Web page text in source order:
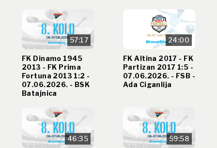
57:17
FK Dinamo 1945
2013 - FK Prima
Fortuna 2013 1:2 -
07.06.2026. - BSK
Batajnica
24:00
FK Altina 2017 - FK
Partizan 2017 1:5 -
07.06.2026. - FSB -
Ada Ciganlija
46:35 59:58